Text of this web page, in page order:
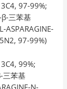
97-99%;
三苯基
97-99%)
99%;
苯基
N-